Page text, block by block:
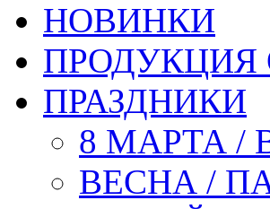
НОВИНКИ
ПРОДУКЦИЯ
ПРАЗДНИКИ
8 МАРТА /
ВЕСНА /